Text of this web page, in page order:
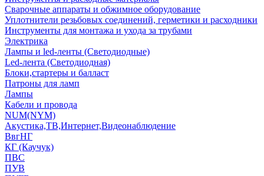
Сварочные аппараты и обжимное оборудование
Уплотнители резьбовых соединений, герметики и расходники
Инструменты для монтажа и ухода за трубами
Электрика
Лампы и led-ленты (Светодиодные)
Led-лента (Светодиодная)
Блоки,стартеры и балласт
Патроны для ламп
Лампы
Кабели и провода
NUM(NYM)
Акустика,ТВ,Интернет,Видеонаблюдение
ВвгНГ
КГ (Каучук)
ПВС
ПУВ